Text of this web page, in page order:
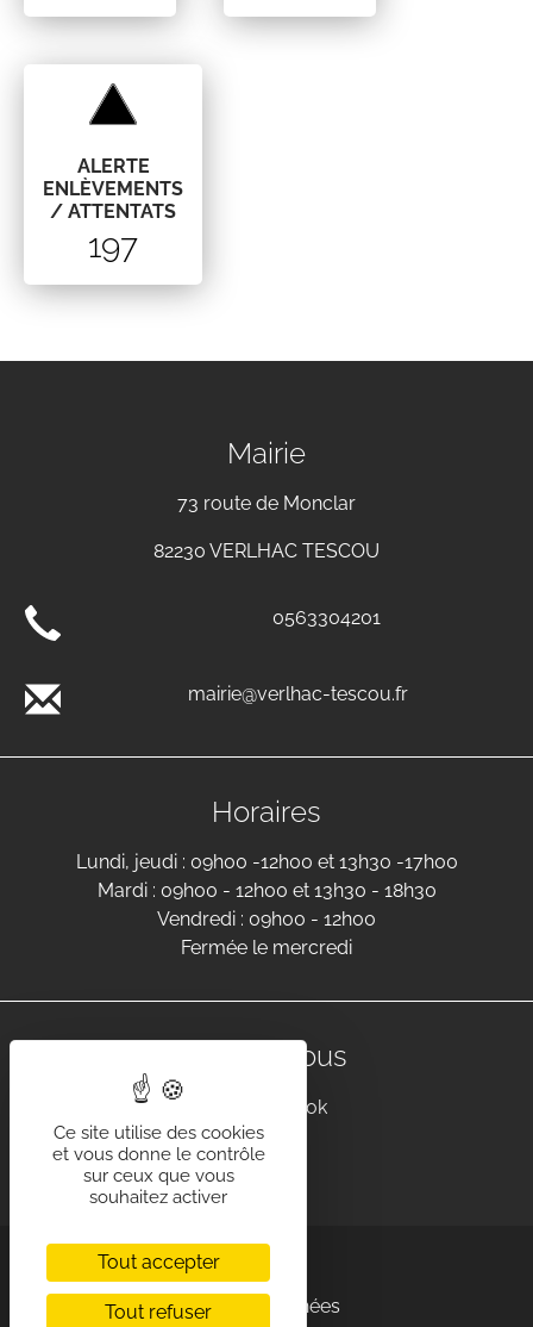
ALERTE
ENLÈVEMENTS
/ ATTENTATS
197
Mairie
73 route de Monclar
82230 VERLHAC TESCOU
0563304201
mairie@verlhac-tescou.fr
Horaires
Lundi, jeudi : 09h00 -12h00 et 13h30 -17h00
Mardi : 09h00 - 12h00 et 13h30 - 18h30
Vendredi : 09h00 - 12h00
Fermée le mercredi
Suivez-nous
Facebook
Accessibilité
Politique de protection des données
Ce site utilise des cookies
et vous donne le contrôle
sur ceux que vous
souhaitez activer
Tout accepter
Tout refuser